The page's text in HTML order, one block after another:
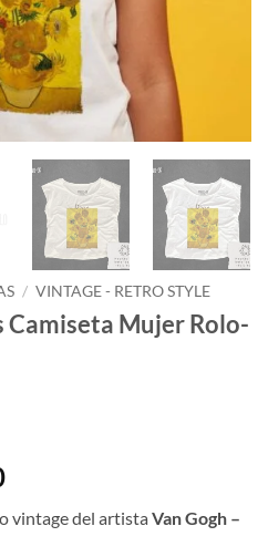
/ VINTAGE - RETRO STYLE
Camiseta Mujer Rolo-
El
actual
vintage del artista Van Gogh –